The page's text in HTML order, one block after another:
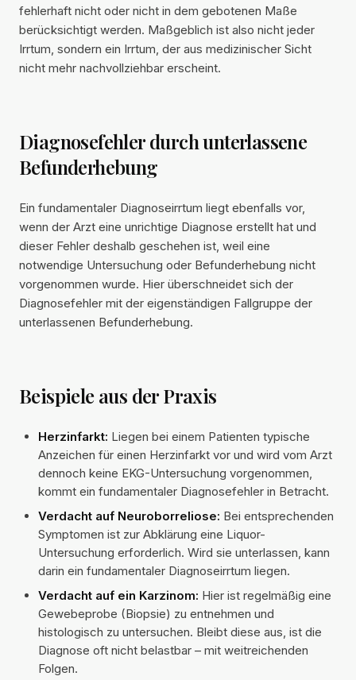
fehlerhaft nicht oder nicht in dem gebotenen Maße
berücksichtigt werden. Maßgeblich ist also nicht jeder
Irrtum, sondern ein Irrtum, der aus medizinischer Sicht
nicht mehr nachvollziehbar erscheint.
Diagnosefehler durch unterlassene
Befunderhebung
Ein fundamentaler Diagnoseirrtum liegt ebenfalls vor,
wenn der Arzt eine unrichtige Diagnose erstellt hat und
dieser Fehler deshalb geschehen ist, weil eine
notwendige Untersuchung oder Befunderhebung nicht
vorgenommen wurde. Hier überschneidet sich der
Diagnosefehler mit der eigenständigen Fallgruppe der
unterlassenen Befunderhebung.
Beispiele aus der Praxis
Herzinfarkt: Liegen bei einem Patienten typische
Anzeichen für einen Herzinfarkt vor und wird vom Arzt
dennoch keine EKG-Untersuchung vorgenommen,
kommt ein fundamentaler Diagnosefehler in Betracht.
Verdacht auf Neuroborreliose: Bei entsprechenden
Symptomen ist zur Abklärung eine Liquor-
Untersuchung erforderlich. Wird sie unterlassen, kann
darin ein fundamentaler Diagnoseirrtum liegen.
Verdacht auf ein Karzinom: Hier ist regelmäßig eine
Gewebeprobe (Biopsie) zu entnehmen und
histologisch zu untersuchen. Bleibt diese aus, ist die
Diagnose oft nicht belastbar – mit weitreichenden
Folgen.